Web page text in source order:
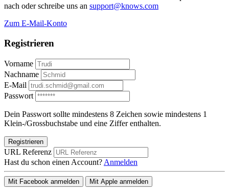
nach oder schreibe uns an support@knows.com
Zum E-Mail-Konto
Registrieren
Vorname
Nachname
E-Mail
Passwort
Dein Passwort sollte mindestens 8 Zeichen sowie mindestens 1
Klein-/Grossbuchstabe und eine Ziffer enthalten.
Registrieren
URL Referenz
Hast du schon einen Account? Anmelden
Mit Facebook anmelden Mit Apple anmelden